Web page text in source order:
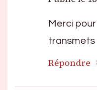
Merci
transmets
Répondre